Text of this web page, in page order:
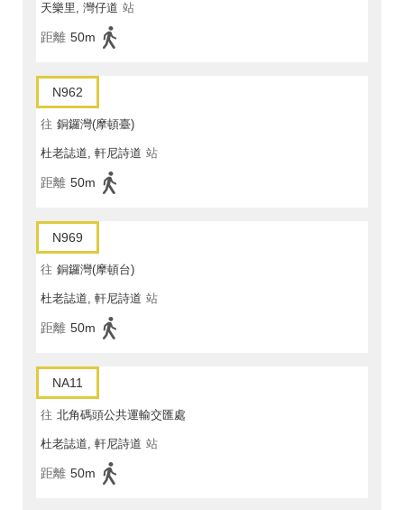
天樂里, 灣仔道 站
距離 50m
N962
往 銅鑼灣(摩頓臺)
杜老誌道, 軒尼詩道 站
距離 50m
N969
往 銅鑼灣(摩頓台)
杜老誌道, 軒尼詩道 站
距離 50m
NA11
往 北角碼頭公共運輸交匯處
杜老誌道, 軒尼詩道 站
距離 50m